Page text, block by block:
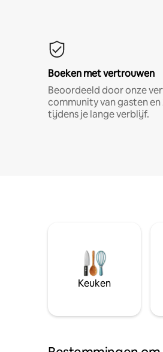
Boeken met vertrouwen
Beoordeeld door onze
community van gasten
tijdens je lange verblijf.
Keuken